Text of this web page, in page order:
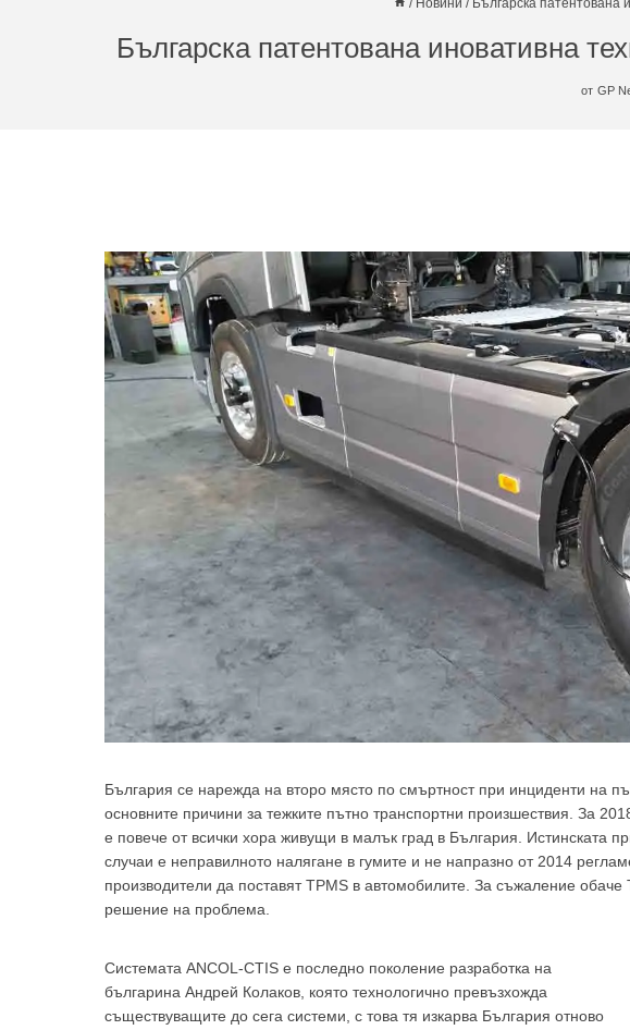
/ Новини / Българска патентована
Българска патентована иновативна
от GP
България се нарежда на второ място по смъртност при инциденти на
основните причини за тежките пътно транспортни произшествия. За
е повече от всички хора живущи в малък град в България. Истинската
случаи е неправилното налягане в гумите и не напразно от 2014
производители да поставят TPMS в автомобилите. За съжаление
решение на проблема.
Системата ANCOL-CTIS е последно поколение разработка на
българина Андрей Колаков, която технологично превъзхожда
съществуващите до сега системи, с това тя изкарва България отново